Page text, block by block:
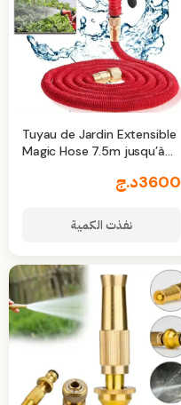
Tuyau de Jardin Extensible
Magic Hose 7.5m jusqu’à
& Gain d’Espace
3600د.ج
نفذت الكمية